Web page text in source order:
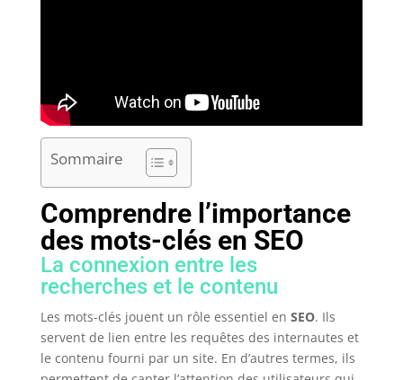
Sommaire
Comprendre l’importance
des mots-clés en SEO
La connexion entre les
recherches et le contenu
Les mots-clés jouent un rôle essentiel en SEO. Ils
servent de lien entre les requêtes des internautes et
le contenu fourni par un site. En d’autres termes, ils